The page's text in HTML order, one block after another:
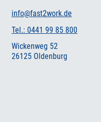
info@fast2work.de
Tel.: 0441 99 85 800
Wickenweg 52
26125 Oldenburg